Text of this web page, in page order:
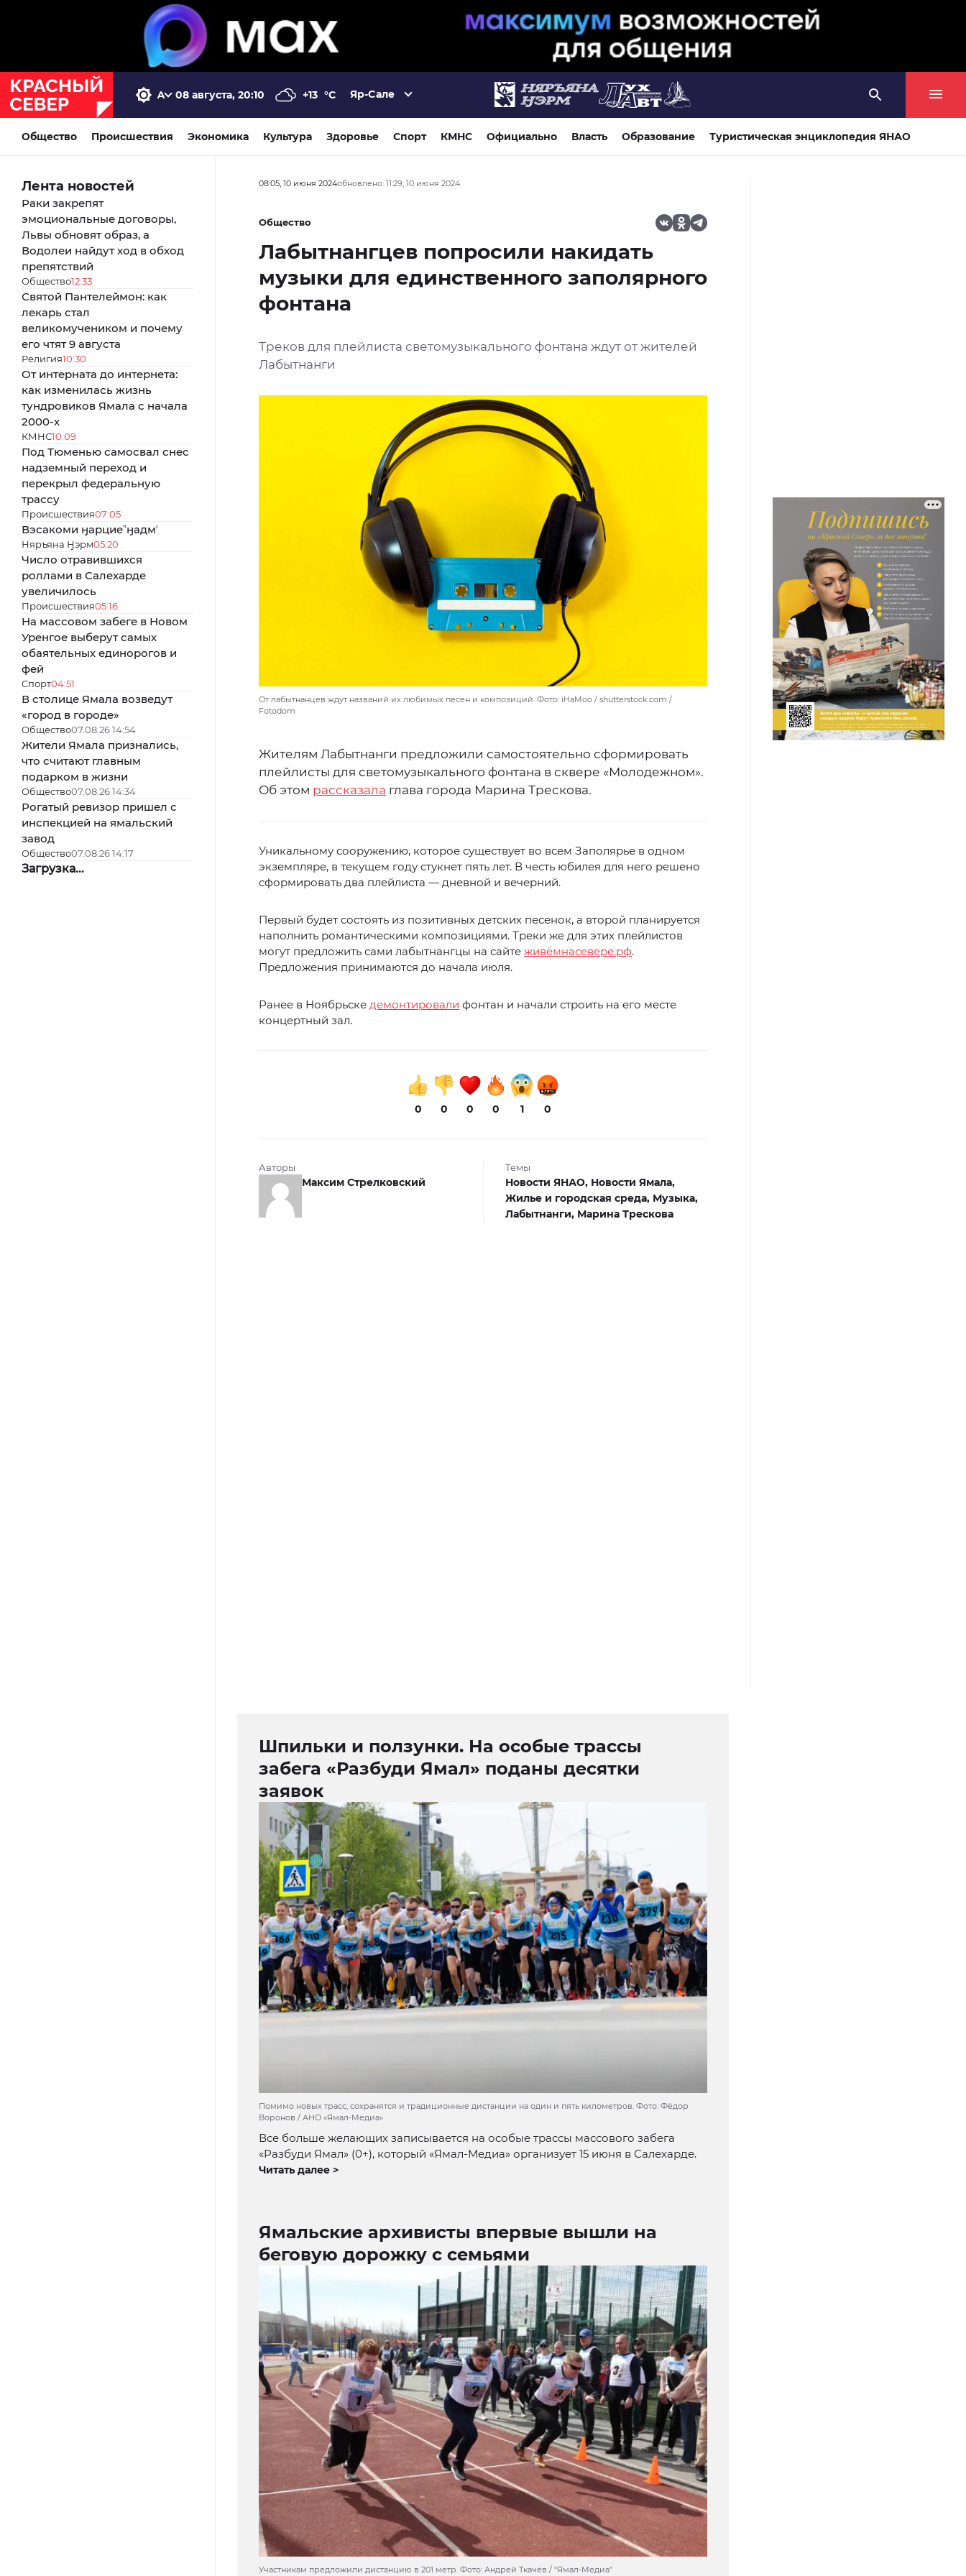
08 августа, 20:10 +13 °C Яр-Сале
Общество Происшествия Экономика Культура Здоровье Спорт КМНС Официально Власть Образование Туристическая энциклопедия ЯНАО
Лента новостей
Раки закрепят
эмоциональные договоры,
Львы обновят образ, а
Водолеи найдут ход в обход
препятствий
Общество12:33
Святой Пантелеймон: как
лекарь стал
великомучеником и почему
его чтят 9 августа
Религия10:30
От интерната до интернета:
как изменилась жизнь
тундровиков Ямала с начала
2000-х
КМНС10:09
Под Тюменью самосвал снес
надземный переход и
перекрыл федеральную
трассу
Происшествия07:05
Вэсакоми ӈарциеˮӈадмʼ
Няръяна Ӈэрм05:20
Число отравившихся
роллами в Салехарде
увеличилось
Происшествия05:16
На массовом забеге в Новом
Уренгое выберут самых
обаятельных единорогов и
фей
Спорт04:51
В столице Ямала возведут
«город в городе»
Общество07.08.26 14:54
Жители Ямала признались,
что считают главным
подарком в жизни
Общество07.08.26 14:34
Рогатый ревизор пришел с
инспекцией на ямальский
завод
Общество07.08.26 14:17
Загрузка...
08:05, 10 июня 2024обновлено: 11:29, 10 июня 2024
Общество
Лабытнангцев попросили накидать
музыки для единственного заполярного
фонтана
Треков для плейлиста светомузыкального фонтана ждут от жителей
Лабытнанги
От лабытнанцев ждут названий их любимых песен и композиций. Фото: iHaMoo / shutterstock.com /
Fotodom
Жителям Лабытнанги предложили самостоятельно сформировать
плейлисты для светомузыкального фонтана в сквере «Молодежном».
Об этом рассказала глава города Марина Трескова.
Уникальному сооружению, которое существует во всем Заполярье в одном
экземпляре, в текущем году стукнет пять лет. В честь юбилея для него решено
сформировать два плейлиста — дневной и вечерний.
Первый будет состоять из позитивных детских песенок, а второй планируется
наполнить романтическими композициями. Треки же для этих плейлистов
могут предложить сами лабытнангцы на сайте живёмнасевере.рф.
Предложения принимаются до начала июля.
Ранее в Ноябрьске демонтировали фонтан и начали строить на его месте
концертный зал.
0 0 0 0 1 0
Авторы
Максим Стрелковский
Темы
Новости ЯНАО, Новости Ямала,
Жилье и городская среда, Музыка,
Лабытнанги, Марина Трескова
Шпильки и ползунки. На особые трассы
забега «Разбуди Ямал» поданы десятки
заявок
Помимо новых трасс, сохранятся и традиционные дистанции на один и пять километров. Фото: Фёдор
Воронов / АНО «Ямал-Медиа»
Все больше желающих записывается на особые трассы массового забега
«Разбуди Ямал» (0+), который «Ямал-Медиа» организует 15 июня в Салехарде.
Читать далее >
Ямальские архивисты впервые вышли на
беговую дорожку с семьями
Участникам предложили дистанцию в 201 метр. Фото: Андрей Ткачёв / "Ямал-Медиа"